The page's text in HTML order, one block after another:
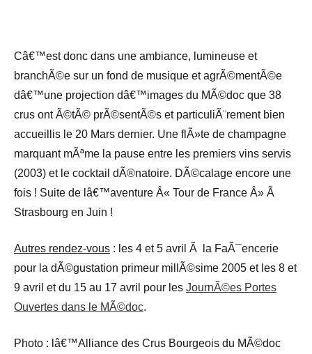
Câ€™est donc dans une ambiance, lumineuse et
branchÃ©e sur un fond de musique et agrÃ©mentÃ©e
dâ€™une projection dâ€™images du MÃ©doc que 38
crus ont Ã©tÃ© prÃ©sentÃ©s et particuliÃ¨rement bien
accueillis le 20 Mars dernier. Une flÃ»te de champagne
marquant mÃªme la pause entre les premiers vins servis
(2003) et le cocktail dÃ®natoire. DÃ©calage encore une
fois ! Suite de lâ€™aventure Â« Tour de France Â» Ã
Strasbourg en Juin !
Autres rendez-vous : les 4 et 5 avril Ã la FaÃ¯encerie
pour la dÃ©gustation primeur millÃ©sime 2005 et les 8 et
9 avril et du 15 au 17 avril pour les JournÃ©es Portes
Ouvertes dans le MÃ©doc.
Photo : lâ€™Alliance des Crus Bourgeois du MÃ©doc